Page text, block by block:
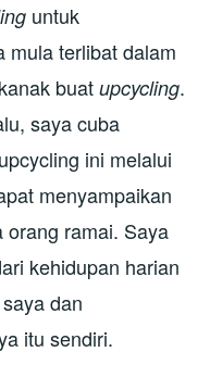
untuk
mula terlibat dalam
buat upcycling.
saya cuba
ini melalui
menyampaikan
orang ramai. Saya
kehidupan harian
dan
itu sendiri.